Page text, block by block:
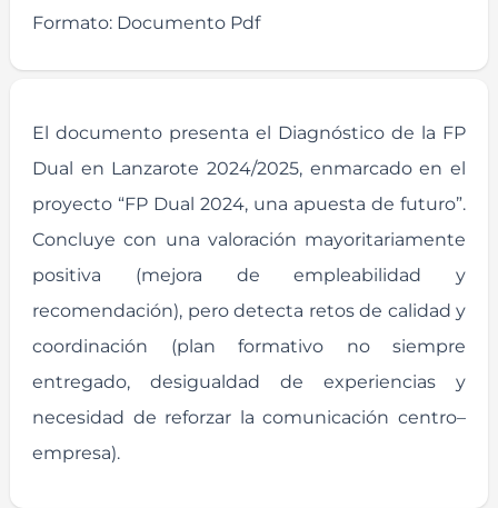
Formato: Documento Pdf
El documento presenta el Diagnóstico de la FP
Dual en Lanzarote 2024/2025, enmarcado en el
proyecto “FP Dual 2024, una apuesta de futuro”.
Concluye con una valoración mayoritariamente
positiva (mejora de empleabilidad y
recomendación), pero detecta retos de calidad y
coordinación (plan formativo no siempre
entregado, desigualdad de experiencias y
necesidad de reforzar la comunicación centro–
empresa).